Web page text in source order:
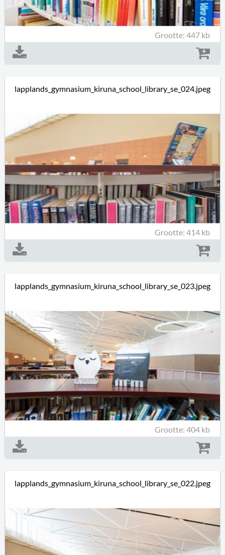
Grootte: 447 kb
lapplands_gymnasium_kiruna_school_library_se_024.jpeg
Grootte: 414 kb
lapplands_gymnasium_kiruna_school_library_se_023.jpeg
Grootte: 404 kb
lapplands_gymnasium_kiruna_school_library_se_022.jpeg